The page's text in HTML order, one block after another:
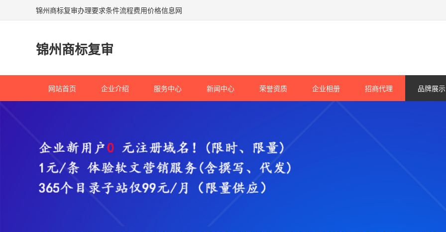
锦州商标复审办理要求条件流程费用价格信息网
锦州商标复审
网站首页 企业介绍 服务中心 新闻中心 荣誉资质 企业相册 招商代理 品牌展示